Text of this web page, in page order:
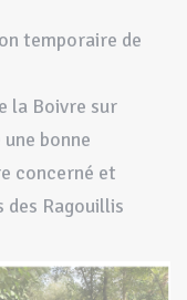
temporaire de
la Boivre sur
bonne
concerné et
des Ragouillis